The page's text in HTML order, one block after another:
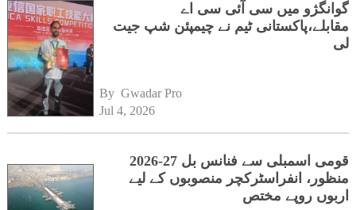
گوانگژو میں سی آئی سی اے
مقابلے،پاکستانی ٹیم نے چیمپئن شپ جیت
لی
By Gwadar Pro
Jul 4, 2026
قومی اسمبلی سے فنانس بل 27-2026
منظور، انفراسٹرکچر منصوبوں کے لیے
اربوں روپے مختص